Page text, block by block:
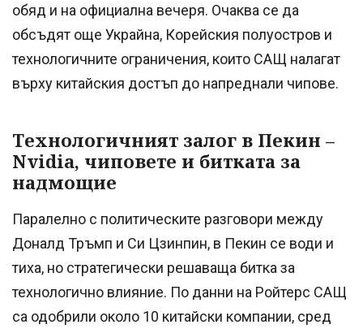
обяд и на официална вечеря. Очаква се да
обсъдят още Украйна, Корейския полуостров и
технологичните ограничения, които САЩ налагат
върху китайския достъп до напреднали чипове.
Технологичният залог в Пекин –
Nvidia, чиповете и битката за
надмощие
Паралелно с политическите разговори между
Доналд Тръмп и Си Цзинпин, в Пекин се води и
тиха, но стратегически решаваща битка за
технологично влияние. По данни на Ройтерс САЩ
са одобрили около 10 китайски компании, сред